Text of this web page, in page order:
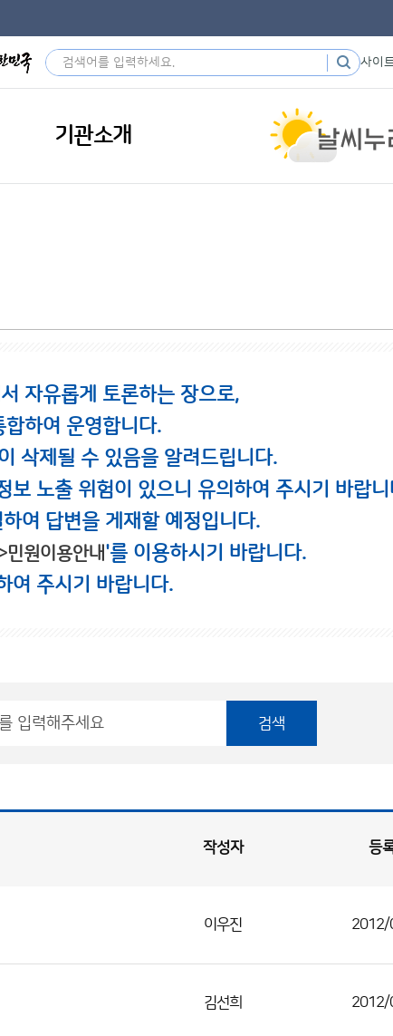
사이
기관소개
자유롭게 토론하는 장으로,
하여 운영합니다.
삭제될 수 있음을 알려드립니다.
노출 위험이 있으니 유의하여 주시기 바랍니
여 답변을 게재할 예정입니다.
민원이용안내'를 이용하시기 바랍니다.
여 주시기 바랍니다.
검색
작성자 등
이우진 2012/
김선희 2012/